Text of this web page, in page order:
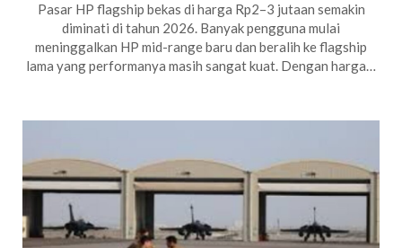
Pasar HP flagship bekas di harga Rp2–3 jutaan semakin
diminati di tahun 2026. Banyak pengguna mulai
meninggalkan HP mid-range baru dan beralih ke flagship
lama yang performanya masih sangat kuat. Dengan harga…